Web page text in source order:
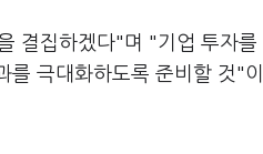
결집하겠다"며 "기업 투자를
를 극대화하도록 준비할 것"이